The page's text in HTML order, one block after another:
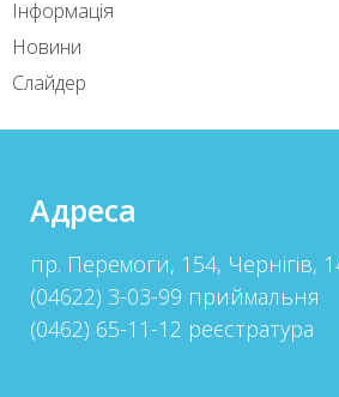
Інформація
Новини
Слайдер
Адреса
пр. Перемоги, 154, Чернігів,
(04622) 3-03-99 приймальня
(0462) 65-11-12 реєстратура